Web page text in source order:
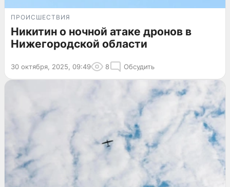
ПРОИСШЕСТВИЯ
Никитин о ночной атаке дронов в
Нижегородской области
30 октября, 2025, 09:49 8 Обсудить